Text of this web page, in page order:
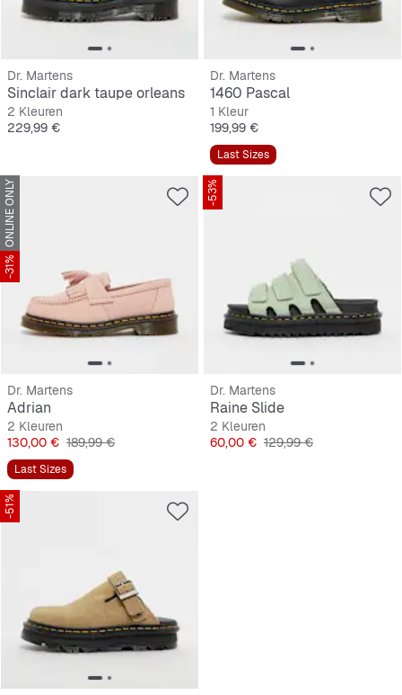
Dr. Martens
Sinclair dark taupe orleans
2 Kleuren
Prijs
229,99 €
Dr. Martens
1460 Pascal
1 Kleur
Prijs
199,99 €
Last Sizes
ONLINE ONLY
-31%
Dr. Martens
Adrian
2 Kleuren
Prijs
130,00 € Originele Prijs
189,99 €
Last Sizes
-53%
Dr. Martens
Raine Slide
2 Kleuren
Prijs
60,00 € Originele Prijs
129,99 €
-51%